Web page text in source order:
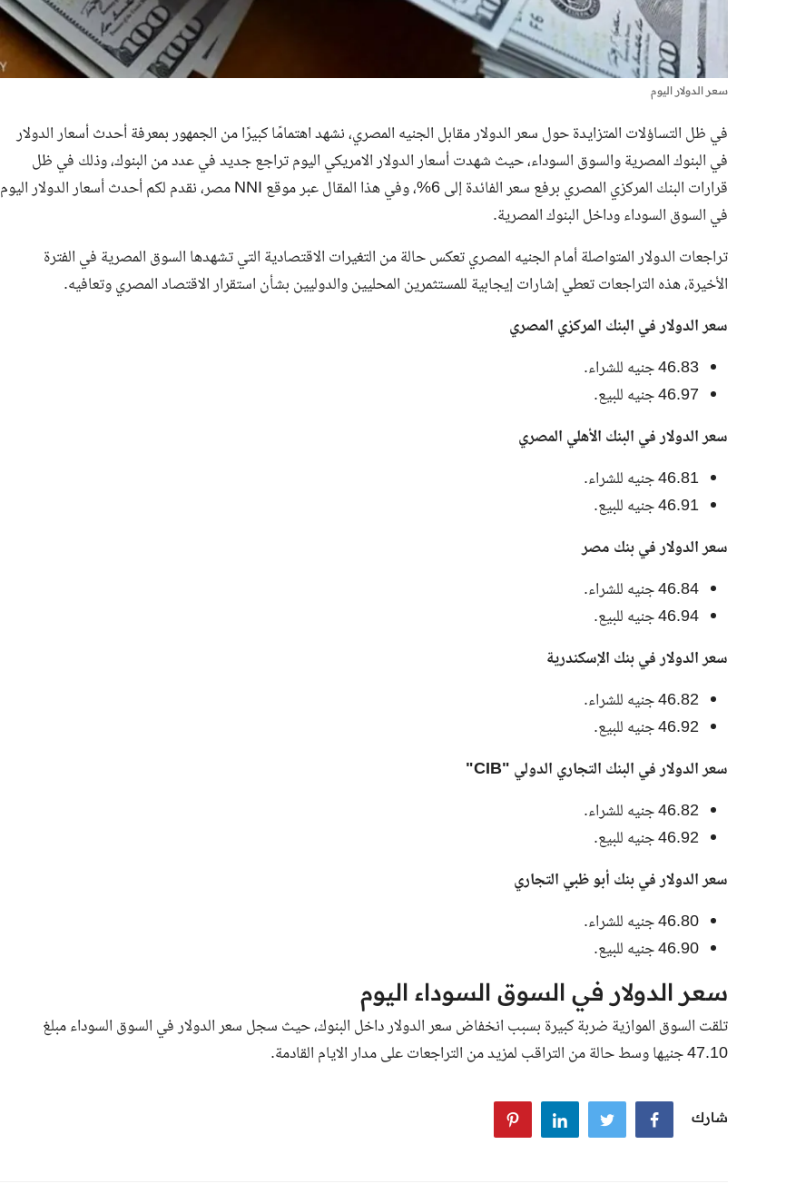
سعر الدولار اليوم
في ظل التساؤلات المتزايدة حول سعر الدولار مقابل الجنيه المصري، نشهد اهتمامًا كبيرًا من الجمهور بمعرفة أحدث أسعار الدولار
في البنوك المصرية والسوق السوداء، حيث شهدت أسعار الدولار الامريكي اليوم تراجع جديد في عدد من البنوك، وذلك في ظل
قرارات البنك المركزي المصري برفع سعر الفائدة إلى 6%، وفي هذا المقال عبر موقع NNI مصر، نقدم لكم أحدث أسعار الدولار اليوم
في السوق السوداء وداخل البنوك المصرية.
تراجعات الدولار المتواصلة أمام الجنيه المصري تعكس حالة من التغيرات الاقتصادية التي تشهدها السوق المصرية في الفترة
الأخيرة، هذه التراجعات تعطي إشارات إيجابية للمستثمرين المحليين والدوليين بشأن استقرار الاقتصاد المصري وتعافيه.
سعر الدولار في البنك المركزي المصري
46.83 جنيه للشراء.
46.97 جنيه للبيع.
سعر الدولار في البنك الأهلي المصري
46.81 جنيه للشراء.
46.91 جنيه للبيع.
سعر الدولار في بنك مصر
46.84 جنيه للشراء.
46.94 جنيه للبيع.
سعر الدولار في بنك الإسكندرية
46.82 جنيه للشراء.
46.92 جنيه للبيع.
سعر الدولار في البنك التجاري الدولي "CIB"
46.82 جنيه للشراء.
46.92 جنيه للبيع.
سعر الدولار في بنك أبو ظبي التجاري
46.80 جنيه للشراء.
46.90 جنيه للبيع.
سعر الدولار في السوق السوداء اليوم
تلقت السوق الموازية ضربة كبيرة بسبب انخفاض سعر الدولار داخل البنوك، حيث سجل سعر الدولار في السوق السوداء مبلغ
47.10 جنيها وسط حالة من التراقب لمزيد من التراجعات على مدار الايام القادمة.
شارك